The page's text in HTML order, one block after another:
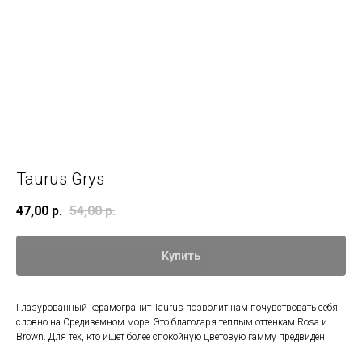
Taurus Grys
47,00 р. 54,00 р.
Купить
Глазурованный керамогранит Taurus позволит нам почувствовать себя
словно на Средиземном море. Это благодаря теплым оттенкам Rosa и
Brown. Для тех, кто ищет более спокойную цветовую гамму предвиден